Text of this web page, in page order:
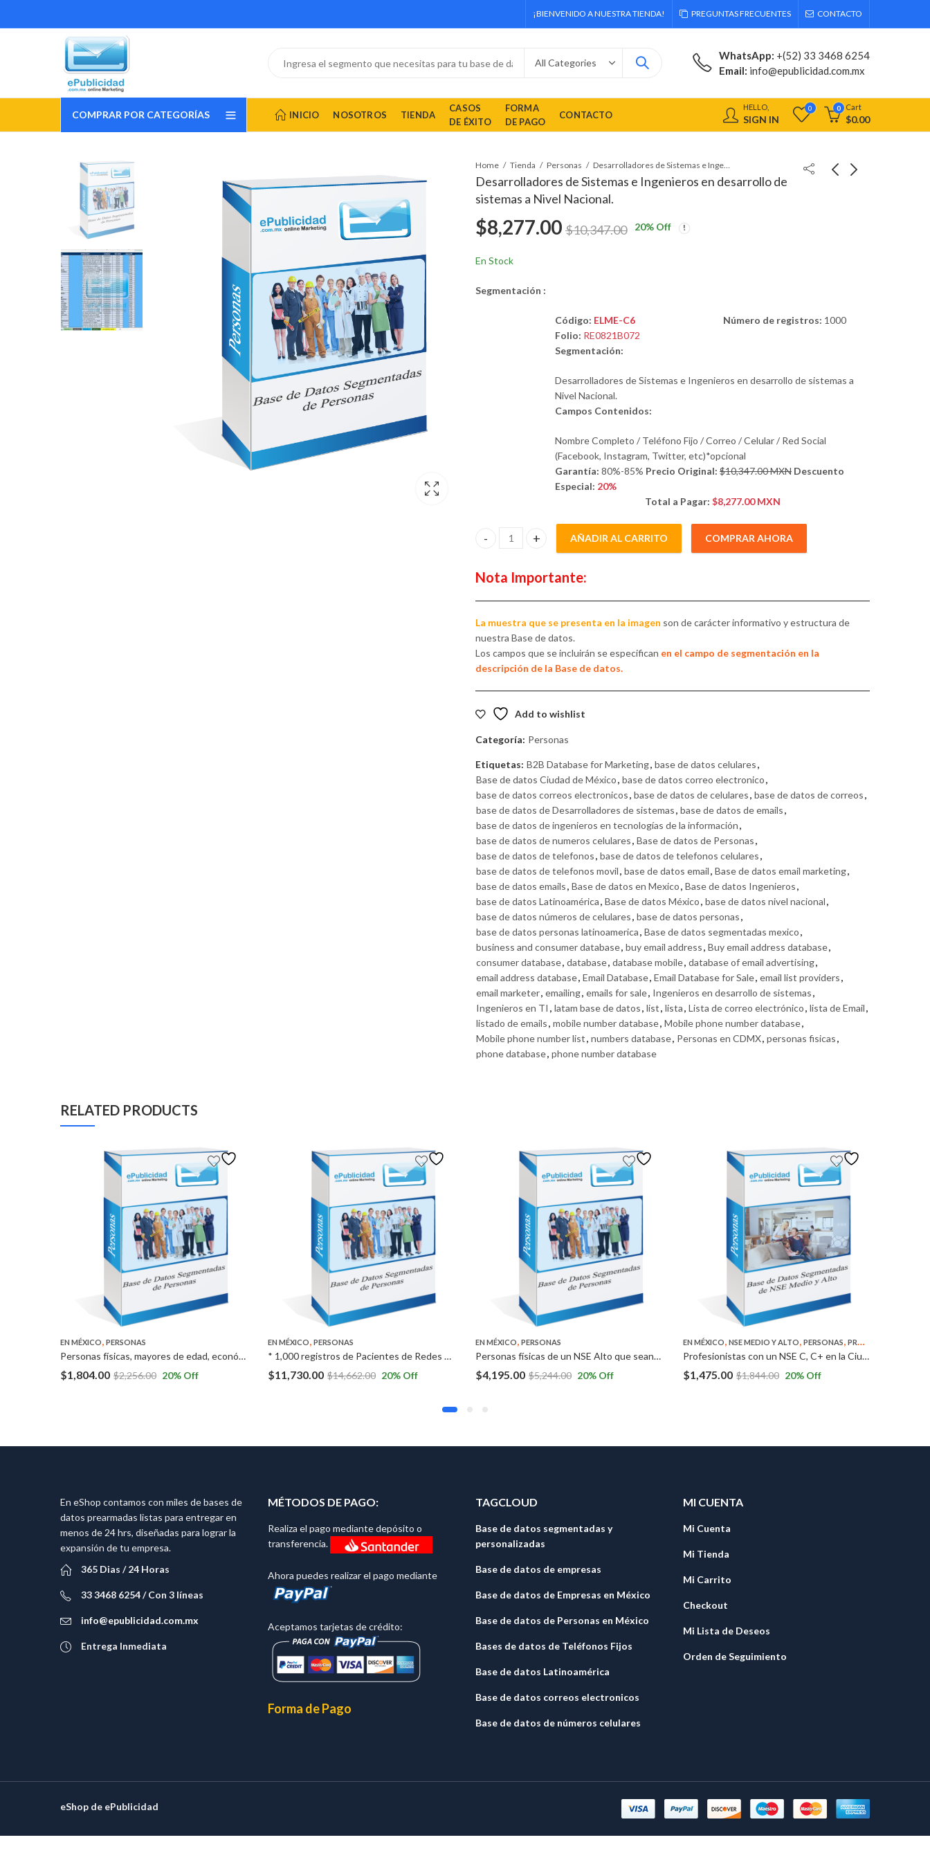
¡BIENVENIDO A NUESTRA TIENDA! PREGUNTAS FRECUENTES CONTACTO
WhatsApp: +(52) 33 3468 6254
Email: info@epublicidad.com.mx
COMPRAR POR CATEGORÍAS INICIO NOSOTROS TIENDA
CASOS
DE ÉXITO
FORMA
DE PAGO
CONTACTO
HELLO,
SIGN IN
0 0 Cart
$0.00
Home Tienda Personas Desarrolladores de Sistemas e Ingenieros en desarrollo de sistemas a Nivel Nacional.
Desarrolladores de Sistemas e Ingenieros en desarrollo de
sistemas a Nivel Nacional.
$8,277.00 $10,347.00 20% Off
En Stock
Segmentación :
Código: ELME-C6 Número de registros: 1000
Folio: RE0821B072
Segmentación:
Desarrolladores de Sistemas e Ingenieros en desarrollo de sistemas a
Nivel Nacional.
Campos Contenidos:
Nombre Completo / Teléfono Fijo / Correo / Celular / Red Social
(Facebook, Instagram, Twitter, etc)*opcional
Garantía: 80%-85% Precio Original: $10,347.00 MXN Descuento
Especial: 20%
Total a Pagar: $8,277.00 MXN
Desarrolladores de Sistemas e Ingenieros en desarrollo de sistemas a Nivel Nacional. cantidad
AÑADIR AL CARRITO COMPRAR AHORA
Nota Importante:
La muestra que se presenta en la imagen son de carácter informativo y estructura de
nuestra Base de datos.
Los campos que se incluirán se especifican en el campo de segmentación en la
descripción de la Base de datos.
Add to wishlist
Categoría: Personas
Etiquetas: B2B Database for Marketing, base de datos celulares,
Base de datos Ciudad de México, base de datos correo electronico,
base de datos correos electronicos, base de datos de celulares, base de datos de correos,
base de datos de Desarrolladores de sistemas, base de datos de emails,
base de datos de ingenieros en tecnologías de la información,
base de datos de numeros celulares, Base de datos de Personas,
base de datos de telefonos, base de datos de telefonos celulares,
base de datos de telefonos movil, base de datos email, Base de datos email marketing,
base de datos emails, Base de datos en Mexico, Base de datos Ingenieros,
base de datos Latinoamérica, Base de datos México, base de datos nivel nacional,
base de datos números de celulares, base de datos personas,
base de datos personas latinoamerica, Base de datos segmentadas mexico,
business and consumer database, buy email address, Buy email address database,
consumer database, database, database mobile, database of email advertising,
email address database, Email Database, Email Database for Sale, email list providers,
email marketer, emailing, emails for sale, Ingenieros en desarrollo de sistemas,
Ingenieros en TI , latam base de datos, list, lista, Lista de correo electrónico, lista de Email,
listado de emails, mobile number database, Mobile phone number database,
Mobile phone number list, numbers database, Personas en CDMX, personas fisicas,
phone database, phone number database
RELATED PRODUCTS
EN MÉXICO, PERSONAS
Personas físicas, mayores de edad, económicamente activas con ingresos superiores a 180 mil pesos mensuales en Ciudad de México, Nuevo León y Jalisco.
$1,804.00 $2,256.00 20% Off
EN MÉXICO, PERSONAS
* 1,000 registros de Pacientes de Redes de Seguro en Ciudad de México *1,000 registros de Nutriólogos en Ciudad de México.
$11,730.00 $14,662.00 20% Off
EN MÉXICO, PERSONAS
Personas físicas de un NSE Alto que sean tarjetahabientes y viajeros frecuentes en el Sur de la Ciudad de México.
$4,195.00 $5,244.00 20% Off
EN MÉXICO, NSE MEDIO Y ALTO, PERSONAS, PROFESIONISTAS
Profesionistas con un NSE C, C+ en la Ciudad de México y Área Metropolitana.
$1,475.00 $1,844.00 20% Off
En eShop contamos con miles de bases de
datos prearmadas listas para entregar en
menos de 24 hrs, diseñadas para lograr la
expansión de tu empresa.
365 Dias / 24 Horas
33 3468 6254 / Con 3 líneas
info@epublicidad.com.mx
Entrega Inmediata
MÉTODOS DE PAGO:
Realiza el pago mediante depósito o
transferencia.
Ahora puedes realizar el pago mediante
Aceptamos tarjetas de crédito:
Forma de Pago
TAGCLOUD
Base de datos segmentadas y
personalizadas
Base de datos de empresas
Base de datos de Empresas en México
Base de datos de Personas en México
Bases de datos de Teléfonos Fijos
Base de datos Latinoamérica
Base de datos correos electronicos
Base de datos de números celulares
MI CUENTA
Mi Cuenta
Mi Tienda
Mi Carrito
Checkout
Mi Lista de Deseos
Orden de Seguimiento
eShop de ePublicidad